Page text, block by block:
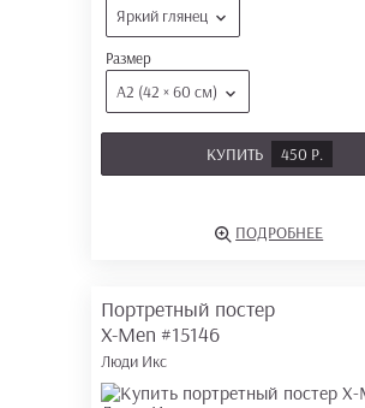
Яркий глянец
Размер
А2 (42 × 60 см)
КУПИТЬ 450 Р.
ПОДРОБНЕЕ
Портретный постер
X-Men #15146
Люди Икс